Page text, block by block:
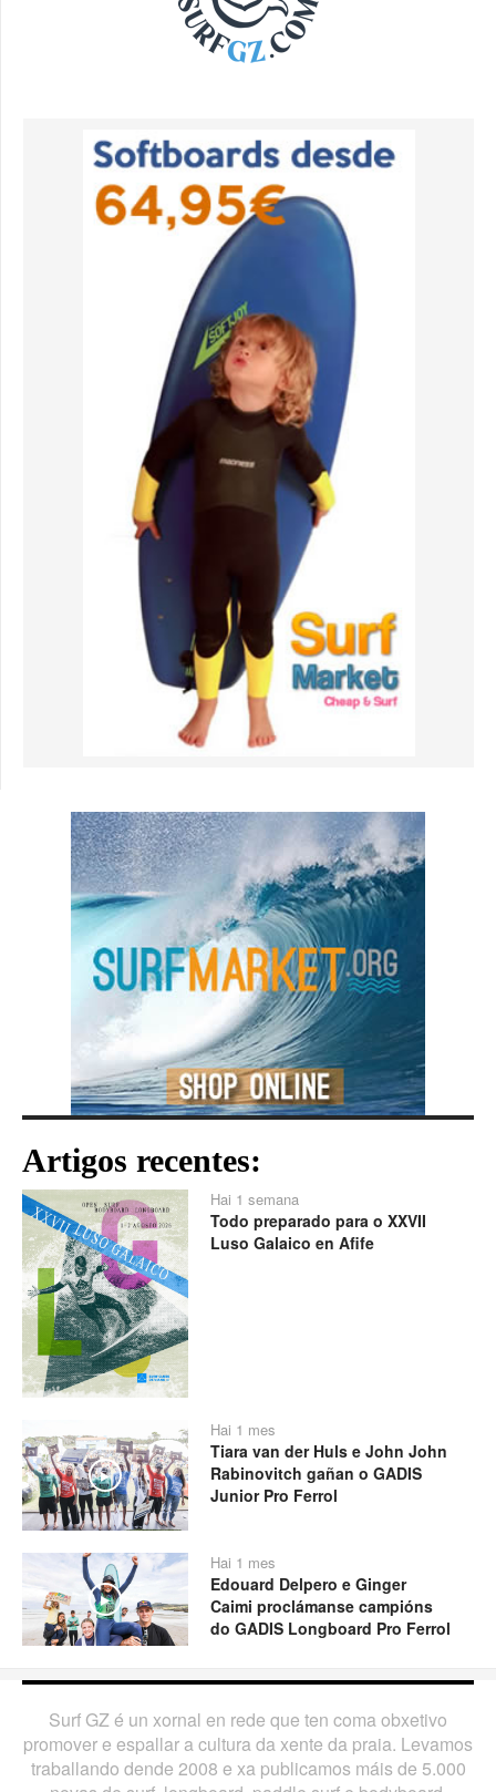
Artigos recentes:
Hai 1 semana
Todo preparado para o XXVII
Luso Galaico en Afife
Play
Hai 1 mes
Tiara van der Huls e John John
Rabinovitch gañan o GADIS
Junior Pro Ferrol
Play
Hai 1 mes
Edouard Delpero e Ginger
Caimi proclámanse campións
do GADIS Longboard Pro Ferrol
Surf GZ é un xornal en rede que ten coma obxetivo
promover e espallar a cultura da xente da praia. Levamos
traballando dende 2008 e xa publicamos máis de 5.000